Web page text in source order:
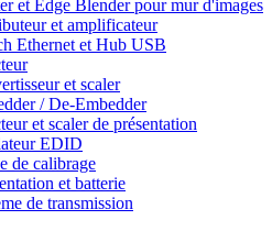
et Edge Blender pour mur d'images
et amplificateur
Ethernet et Hub USB
et scaler
/ De-Embedder
et scaler de présentation
EDID
de calibrage
et batterie
de transmission